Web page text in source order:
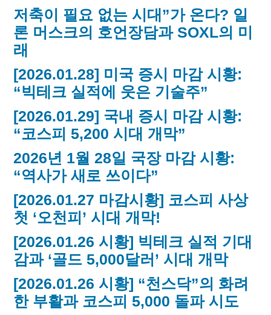
저축이 필요 없는 시대”가 온다? 일
론 머스크의 호언장담과 SOXL의 미
래
[2026.01.28] 미국 증시 마감 시황:
“빅테크 실적에 웃은 기술주”
[2026.01.29] 국내 증시 마감 시황:
“코스피 5,200 시대 개막”
2026년 1월 28일 국장 마감 시황:
“역사가 새로 쓰이다”
[2026.01.27 마감시황] 코스피 사상
첫 ‘오천피’ 시대 개막!
[2026.01.26 시황] 빅테크 실적 기대
감과 ‘골드 5,000달러’ 시대 개막
[2026.01.26 시황] “천스닥”의 화려
한 부활과 코스피 5,000 돌파 시도